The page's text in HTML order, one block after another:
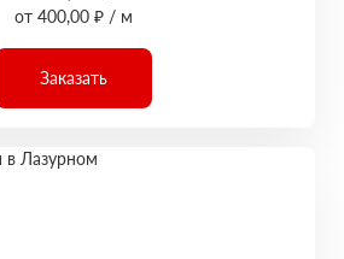
от 400,00 ₽ / м
Заказать